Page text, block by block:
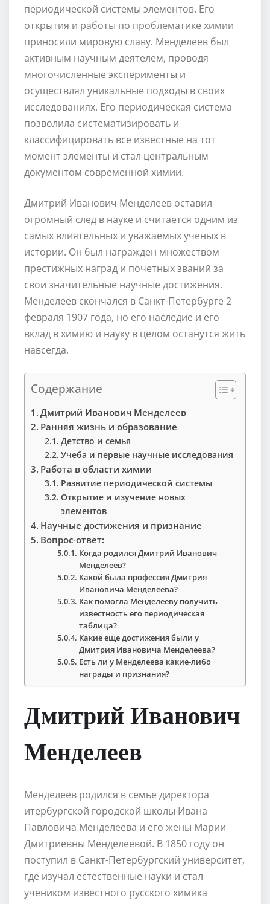
периодической системы элементов. Его
открытия и работы по проблематике химии
приносили мировую славу. Менделеев был
активным научным деятелем, проводя
многочисленные эксперименты и
осуществлял уникальные подходы в своих
исследованиях. Его периодическая система
позволила систематизировать и
классифицировать все известные на тот
момент элементы и стал центральным
документом современной химии.
Дмитрий Иванович Менделеев оставил
огромный след в науке и считается одним из
самых влиятельных и уважаемых ученых в
истории. Он был награжден множеством
престижных наград и почетных званий за
свои значительные научные достижения.
Менделеев скончался в Санкт-Петербурге 2
февраля 1907 года, но его наследие и его
вклад в химию и науку в целом останутся жить
навсегда.
Содержание
Дмитрий Иванович Менделеев
Ранняя жизнь и образование
Детство и семья
Учеба и первые научные исследования
Работа в области химии
Развитие периодической системы
Открытие и изучение новых
элементов
Научные достижения и признание
Вопрос-ответ:
Когда родился Дмитрий Иванович
Менделеев?
Какой была профессия Дмитрия
Ивановича Менделеева?
Как помогла Менделееву получить
известность его периодическая
таблица?
Какие еще достижения были у
Дмитрия Ивановича Менделеева?
Есть ли у Менделеева какие-либо
награды и признания?
Дмитрий Иванович
Менделеев
Менделеев родился в семье директора
итербургской городской школы Ивана
Павловича Менделеева и его жены Марии
Дмитриевны Менделеевой. В 1850 году он
поступил в Санкт-Петербургский университет,
где изучал естественные науки и стал
учеником известного русского химика